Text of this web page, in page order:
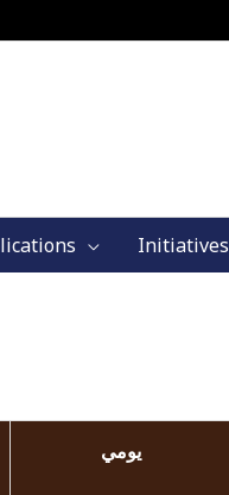
Initiatives
يومي